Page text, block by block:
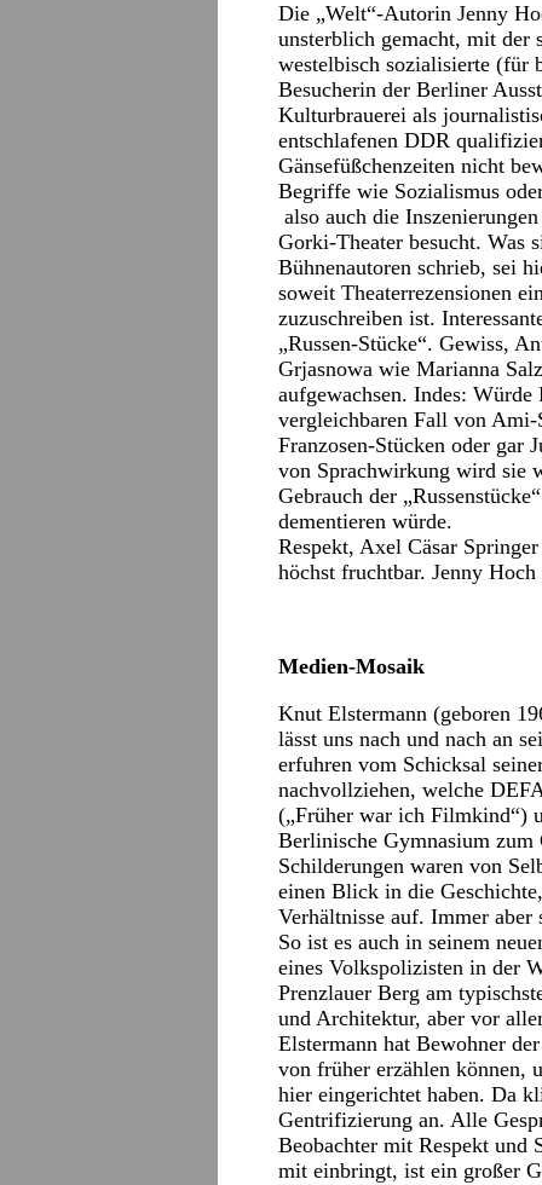
Die „Welt“-Autorin Jenny
unsterblich gemacht, mit der
westelbisch sozialisierte (für
Besucherin der Berliner
Kulturbrauerei als
entschlafenen DDR
Gänsefüßchenzeiten nicht
Begriffe wie Sozialismus
also auch die
Gorki-Theater besucht. Was
Bühnenautoren schrieb, sei
soweit Theaterrezensionen
zuzuschreiben ist.
„Russen-Stücke“. Gewiss,
Grjasnowa wie Marianna
aufgewachsen. Indes:
vergleichbaren Fall von Ami-
Franzosen-Stücken oder gar
von Sprachwirkung wird sie
Gebrauch der
dementieren würde.
Respekt, Axel Cäsar
höchst fruchtbar. Jenny
Medien-Mosaik
Knut Elstermann (geboren
lässt uns nach und nach an
erfuhren vom Schicksal
nachvollziehen, welche
(„Früher war ich Filmkind“)
Berlinische Gymnasium
Schilderungen waren von
einen Blick in die
Verhältnisse auf. Immer
So ist es auch in seinem
eines Volkspolizisten in der
Prenzlauer Berg am
und Architektur, aber vor
Elstermann hat Bewohner
von früher erzählen können,
hier eingerichtet haben. Da
Gentrifizierung an. Alle
Beobachter mit Respekt und
mit einbringt, ist ein großer